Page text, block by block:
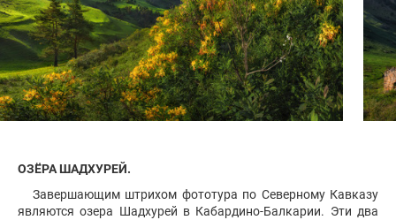
ОЗЁРА ШАДХУРЕЙ.
Завершающим штрихом фототура по Северному Кавказу
являются озера Шадхурей в Кабардино-Балкарии. Эти два